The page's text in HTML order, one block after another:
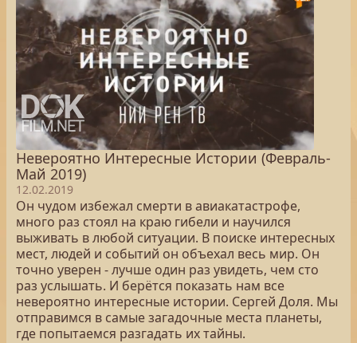
Невероятно Интересные Истории (Февраль-
Май 2019)
12.02.2019
Он чудом избежал смерти в авиакатастрофе,
много раз стоял на краю гибели и научился
выживать в любой ситуации. В поиске интересных
мест, людей и событий он объехал весь мир. Он
точно уверен - лучше один раз увидеть, чем сто
раз услышать. И берётся показать нам все
невероятно интересные истории. Сергей Доля. Мы
отправимся в самые загадочные места планеты,
где попытаемся разгадать их тайны.